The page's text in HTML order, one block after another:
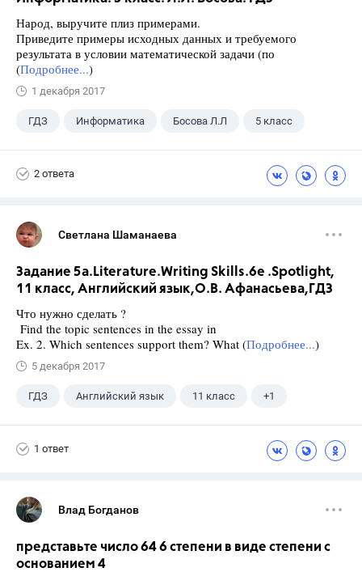
Народ, выручите плиз примерами.
Приведите примеры исходных данных и требуемого
результата в условии математической задачи (по
(Подробнее...)
1 декабря 2017
ГДЗ Информатика Босова Л.Л 5 класс
2 ответа
Светлана Шаманаева
Задание 5а.Literature.Writing Skills.6e .Spotlight,
11 класс, Английский язык,О.В. Афанасьева,ГДЗ
Что нужно сделать ?
Find the topic sentences in the essay in
Ex. 2. Which sentences support them? What (Подробнее...)
5 декабря 2017
ГДЗ Английский язык 11 класс +1
1 ответ
Влад Богданов
представьте число 64 6 степени в виде степени с
основанием 4